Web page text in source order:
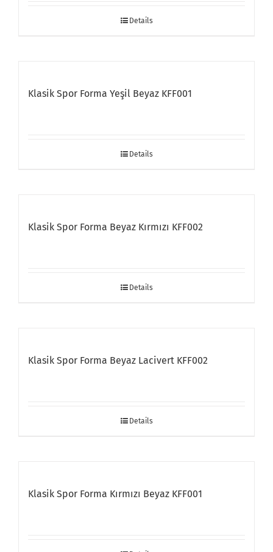
Details
Klasik Spor Forma Yeşil Beyaz KFF001
Details
Klasik Spor Forma Beyaz Kırmızı KFF002
Details
Klasik Spor Forma Beyaz Lacivert KFF002
Details
Klasik Spor Forma Kırmızı Beyaz KFF001